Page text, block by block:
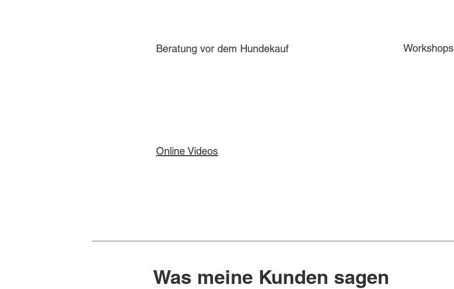
Beratung vor dem Hundekauf
Online Videos
Workshops
Was meine Kunden sagen